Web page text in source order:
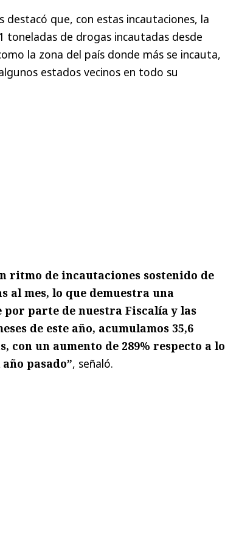
destacó que, con estas incautaciones, la
toneladas de drogas incautadas desde
la zona del país donde más se incauta,
estados vecinos en todo su
ritmo de incautaciones sostenido de
al mes, lo que demuestra una
parte de nuestra Fiscalía y las
de este año, acumulamos 35,6
con un aumento de 289% respecto a lo
pasado”, señaló.